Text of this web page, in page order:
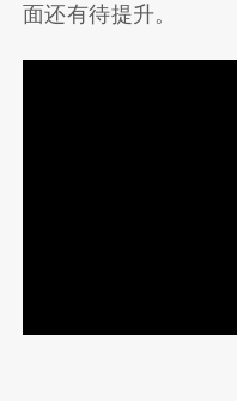
面还有待提升。